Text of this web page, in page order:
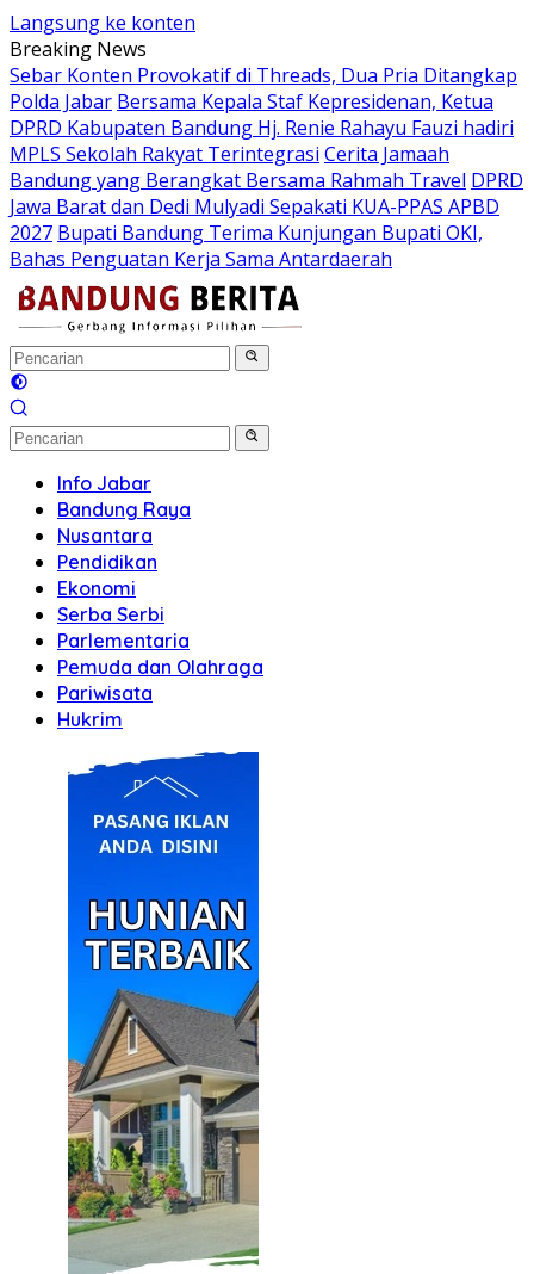
Langsung ke konten
Breaking News
Sebar Konten Provokatif di Threads, Dua Pria Ditangkap
Polda Jabar Bersama Kepala Staf Kepresidenan, Ketua
DPRD Kabupaten Bandung Hj. Renie Rahayu Fauzi hadiri
MPLS Sekolah Rakyat Terintegrasi Cerita Jamaah
Bandung yang Berangkat Bersama Rahmah Travel DPRD
Jawa Barat dan Dedi Mulyadi Sepakati KUA-PPAS APBD
2027 Bupati Bandung Terima Kunjungan Bupati OKI,
Bahas Penguatan Kerja Sama Antardaerah
Info Jabar
Bandung Raya
Nusantara
Pendidikan
Ekonomi
Serba Serbi
Parlementaria
Pemuda dan Olahraga
Pariwisata
Hukrim